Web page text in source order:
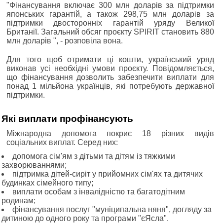
"Фінансування включає 300 млн доларів за підтримки
японських гарантій, а також 298,75 млн доларів за
підтримки двосторонніх гарантій уряду Великої
Британії. Загальний обсяг проєкту SPIRIT становить 880
млн доларів ", - розповіла вона.
Для того щоб отримати ці кошти, український уряд
виконав усі необхідні умови проєкту. Повідомляється,
що фінансування дозволить забезпечити виплати для
понад 1 мільйона українців, які потребують державної
підтримки.
Які виплати профінансують
Міжнародна допомога покриє 18 різних видів
соціальних виплат. Серед них:
допомога сім'ям з дітьми та дітям із тяжкими
захворюваннями;
підтримка дітей-сиріт у прийомних сім'ях та дитячих
будинках сімейного типу;
виплати особам з інвалідністю та багатодітним
родинам;
фінансування послуг "муніципальна няня", догляду за
дитиною до одного року та програми "єЯсла".